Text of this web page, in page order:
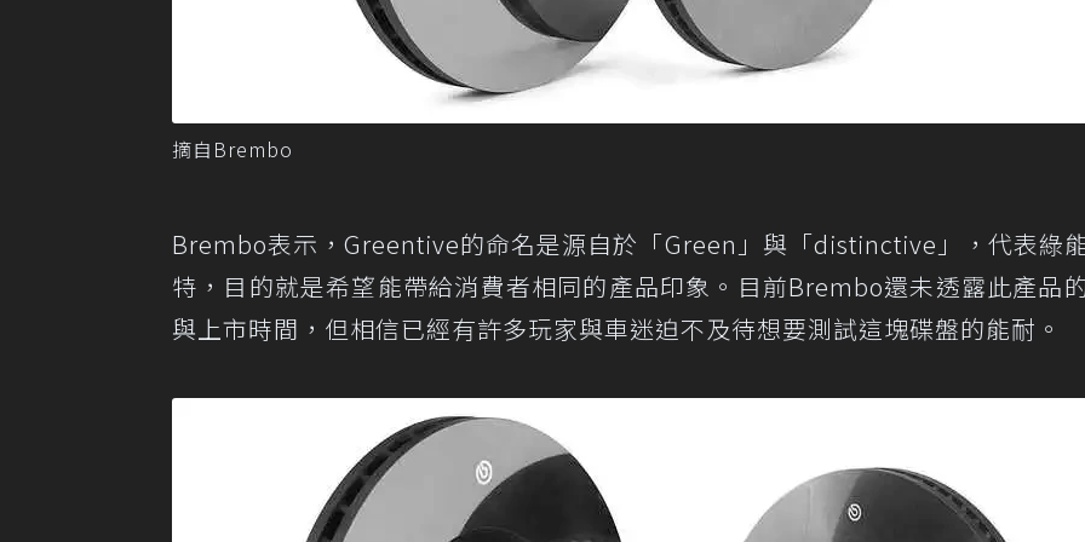
摘自Brembo
Brembo表示，Greentive的命名是源自於「Green」與「distinctive」，代表綠
特，目的就是希望能帶給消費者相同的產品印象。目前Brembo還未透露此產品
與上市時間，但相信已經有許多玩家與車迷迫不及待想要測試這塊碟盤的能耐。